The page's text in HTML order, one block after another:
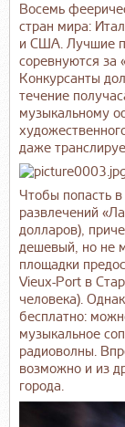
Восемь
стран мира:
и США. Лучшие
соревнуются за
Конкурсанты
течение
музыкальному
даже
Чтобы попасть
развлечений
долларов),
дешевый, но не
площадки
Vieux-Port в
человека).
бесплатно:
музыкальное
радиоволны.
возможно и из
города.